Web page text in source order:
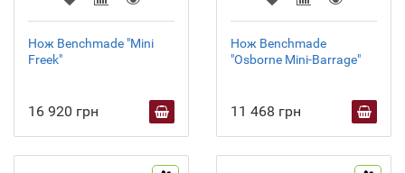
Нож Benchmade "Mini
Freek"
16 920 грн
Нож Benchmade
"Osborne Mini-Barrage"
11 468 грн